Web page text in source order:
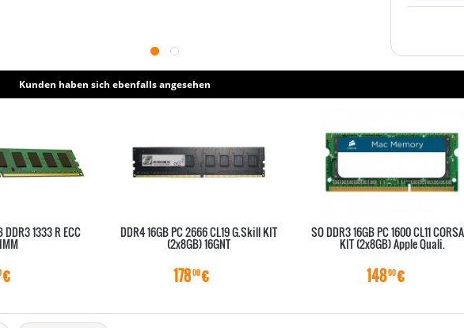
Kunden haben sich ebenfalls angesehen
1333 R ECC
€
DDR4 16GB PC 2666 CL19 G.Skill KIT
(2x8GB) 16GNT
17800€
SO DDR3 16GB PC 1600 CL11
KIT (2x8GB) Apple Quali.
14800€